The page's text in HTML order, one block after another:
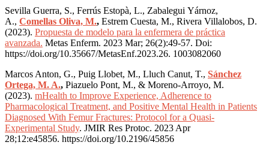
Sevilla Guerra, S., Ferrús Estopà, L., Zabalegui Yárnoz,
A., Comellas Oliva, M., Estrem Cuesta, M., Rivera Villalobos, D.
(2023). Propuesta de modelo para la enfermera de práctica
avanzada. Metas Enferm. 2023 Mar; 26(2):49-57. Doi:
https://doi.org/10.35667/MetasEnf.2023.26. 1003082060
Marcos Anton, G., Puig Llobet, M., Lluch Canut, T., Sánchez
Ortega, M. A., Piazuelo Pont, M., & Moreno-Arroyo, M.
(2023). mHealth to Improve Experience, Adherence to
Pharmacological Treatment, and Positive Mental Health in Patients
Diagnosed With Femur Fractures: Protocol for a Quasi-
Experimental Study. JMIR Res Protoc. 2023 Apr
28;12:e45856. https://doi.org/10.2196/45856